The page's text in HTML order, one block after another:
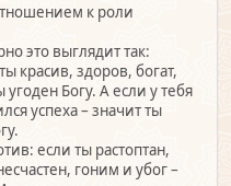
к роли
это выглядит так:
красив, здоров, богат,
Богу. А если у тебя
успеха – значит ты
если ты растоптан,
гоним и убог –